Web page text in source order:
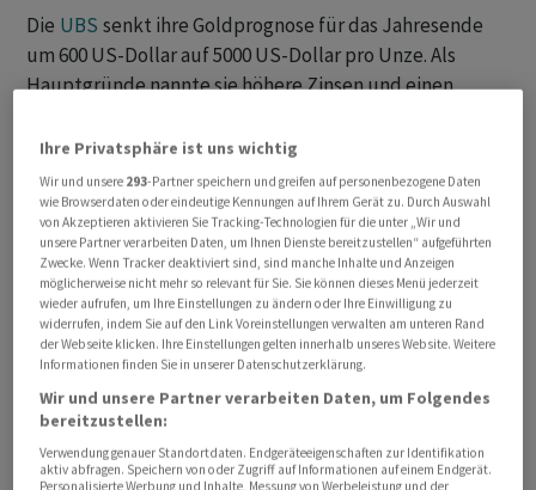
Die UBS senkt ihre Goldprognose für das Jahresende
um 600 US-Dollar auf 5000 US-Dollar pro Unze. Als
Hauptgründe nannte sie höhere Zinsen und einen
«Unsere Prognosen deuten darauf hin, dass sich der
Goldpreisin den nächsten 12 bis 18 Monaten
weitgehend im Bereich von 4000 bis 5000 US-Dollar pro
Unze bewegen wird, mit dem Potenzial, diesen Bereich
um 5 bis 10 Prozent zu überschreiten», schrieb Joni
Teves, Strategin derUBS, am Donnerstag in einer
Mitteilung an ihre Kunden.
Sie geht nun von einem durchschnittlichenGoldpreis
von 4675 US-Dollar pro Unze aus, wobei ein
schwächeres erstes Halbjahr und eine moderatere
Ihre Privatsphäre ist uns wichtig
Wir und unsere 293-Partner speichern und greifen auf personenbezogene Daten
wie Browserdaten oder eindeutige Kennungen auf Ihrem Gerät zu. Durch Auswahl
von Akzeptieren aktivieren Sie Tracking-Technologien für die unter „Wir und
unsere Partner verarbeiten Daten, um Ihnen Dienste bereitzustellen“ aufgeführten
Zwecke. Wenn Tracker deaktiviert sind, sind manche Inhalte und Anzeigen
möglicherweise nicht mehr so relevant für Sie. Sie können dieses Menü jederzeit
wieder aufrufen, um Ihre Einstellungen zu ändern oder Ihre Einwilligung zu
widerrufen, indem Sie auf den Link Voreinstellungen verwalten am unteren Rand
der Webseite klicken. Ihre Einstellungen gelten innerhalb unseres Website. Weitere
Informationen finden Sie in unserer Datenschutzerklärung.
Wir und unsere Partner verarbeiten Daten, um Folgendes
bereitzustellen:
Verwendung genauer Standortdaten. Endgeräteeigenschaften zur Identifikation
aktiv abfragen. Speichern von oder Zugriff auf Informationen auf einem Endgerät.
Personalisierte Werbung und Inhalte, Messung von Werbeleistung und der